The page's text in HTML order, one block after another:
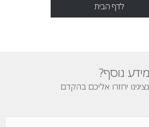
לדף הבית
נוסף?
יחזרו אליכם בהקדם